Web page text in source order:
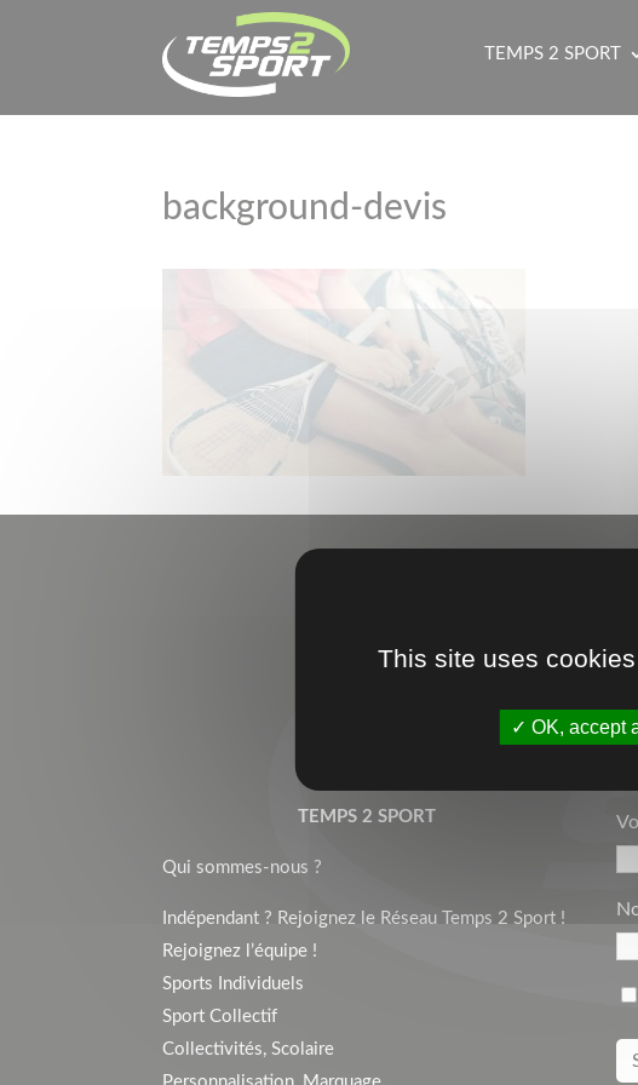
TEMPS 2 SPORT
background-devis
TEMPS 2 SPORT
Qui sommes-nous ?
Indépendant ? Rejoignez le Réseau Temps 2 Sport !
Rejoignez l’équipe !
Sports Individuels
Sport Collectif
Collectivités, Scolaire
This site uses
OK, accept